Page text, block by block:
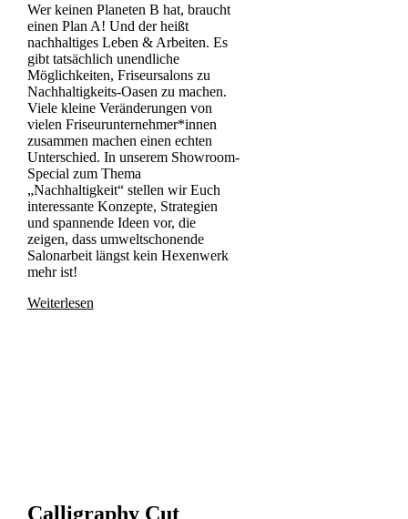
Wer keinen Planeten B hat, braucht
einen Plan A! Und der heißt
nachhaltiges Leben & Arbeiten. Es
gibt tatsächlich unendliche
Möglichkeiten, Friseursalons zu
Nachhaltigkeits-Oasen zu machen.
Viele kleine Veränderungen von
vielen Friseurunternehmer*innen
zusammen machen einen echten
Unterschied. In unserem Showroom-
Special zum Thema
„Nachhaltigkeit“ stellen wir Euch
interessante Konzepte, Strategien
und spannende Ideen vor, die
zeigen, dass umweltschonende
Salonarbeit längst kein Hexenwerk
mehr ist!
Weiterlesen
Calligraphy Cut